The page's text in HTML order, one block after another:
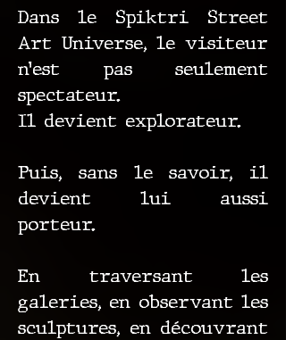
Dans le Spiktri Street
Art Universe, le visiteur
n’est pas seulement
spectateur.
Il devient explorateur.
Puis, sans le savoir, il
devient lui aussi
porteur.
En traversant les
galeries, en observant les
sculptures, en découvrant